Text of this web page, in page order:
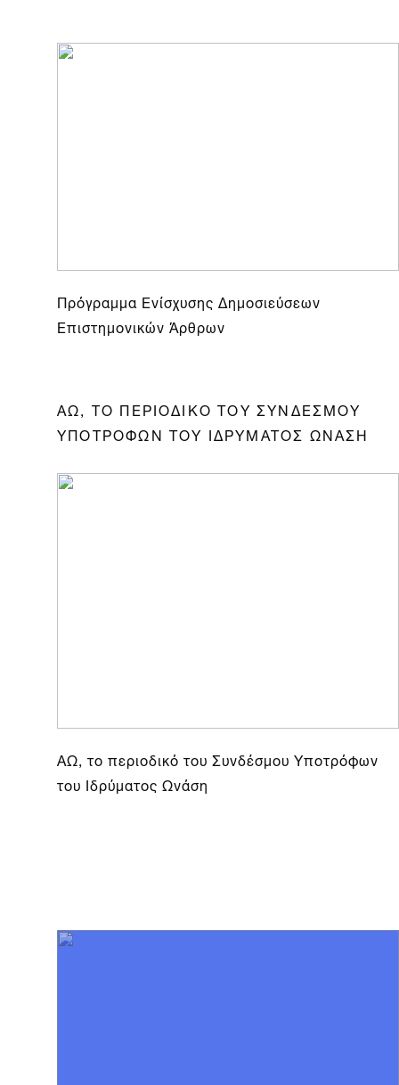
Πρόγραμμα Ενίσχυσης Δημοσιεύσεων
Επιστημονικών Άρθρων
ΑΩ, ΤΟ ΠΕΡΙΟΔΙΚΟ ΤΟΥ ΣΥΝΔΕΣΜΟΥ
ΥΠΟΤΡΟΦΩΝ ΤΟΥ ΙΔΡΥΜΑΤΟΣ ΩΝΑΣΗ
ΑΩ, το περιοδικό του Συνδέσμου Υποτρόφων
του Ιδρύματος Ωνάση